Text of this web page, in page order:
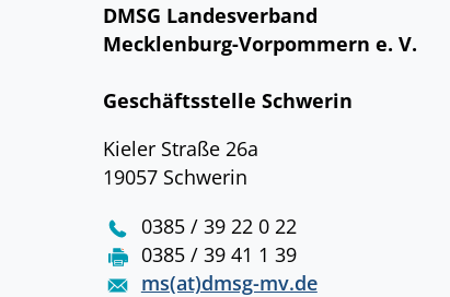
DMSG Landesverband
Mecklenburg-Vorpommern e. V.
Geschäftsstelle Schwerin
Kieler Straße 26a
19057 Schwerin
0385 / 39 22 0 22
0385 / 39 41 1 39
ms(at)dmsg-mv.de